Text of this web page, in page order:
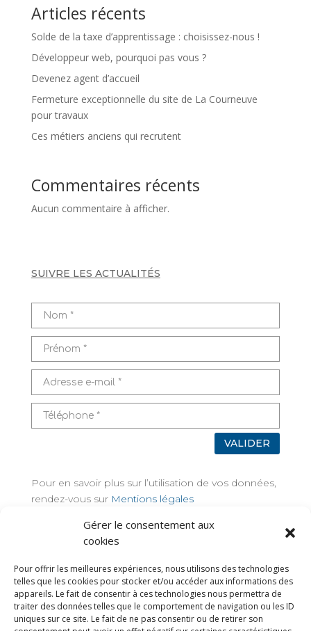
Gérer le consentement aux
cookies
Pour offrir les meilleures expériences, nous utilisons des technologies
telles que les cookies pour stocker et/ou accéder aux informations des
appareils. Le fait de consentir à ces technologies nous permettra de
traiter des données telles que le comportement de navigation ou les ID
uniques sur ce site. Le fait de ne pas consentir ou de retirer son
Articles récents
Solde de la taxe d’apprentissage : choisissez-nous !
Développeur web, pourquoi pas vous ?
Devenez agent d’accueil
Fermeture exceptionnelle du site de La Courneuve
pour travaux
Ces métiers anciens qui recrutent
Commentaires récents
Aucun commentaire à afficher.
SUIVRE LES ACTUALITÉS
VALIDER
Pour en savoir plus sur l’utilisation de vos données,
rendez-vous sur Mentions légales